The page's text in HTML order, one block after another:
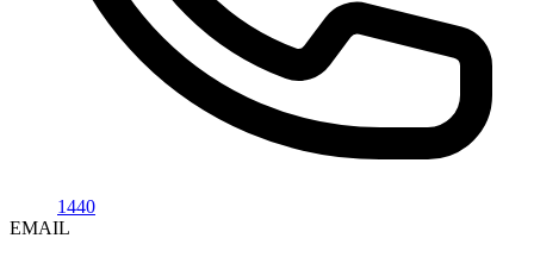
1440
EMAIL